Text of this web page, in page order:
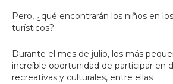
Pero, ¿qué encontrarán los niños en
turísticos?
Durante el mes de julio, los más
increíble oportunidad de participar en
recreativas y culturales, entre ellas